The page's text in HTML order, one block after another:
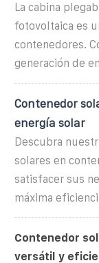
La cabina
fotovoltaica es
contenedores.
generación de
Contenedor
energía solar
Descubra
solares en
satisfacer sus
máxima
Contenedor
versátil y